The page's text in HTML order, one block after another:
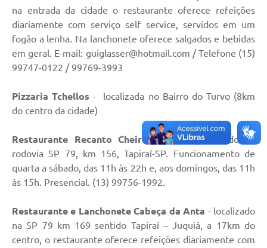
na entrada da cidade o restaurante oferece refeições
diariamente com serviço self service, servidos em um
fogão a lenha. Na lanchonete oferece salgados e bebidas
em geral. E-mail: guiglasser@hotmail.com / Telefone (15)
99747-0122 / 99769-3993
Pizzaria Tchellos - localizada no Bairro do Turvo (8km
do centro da cidade)
Restaurante Recanto Cheiro Verde- localizado na
rodovia SP 79, km 156, Tapiraí-SP. Funcionamento de
quarta a sábado, das 11h às 22h e, aos domingos, das 11h
às 15h. Presencial. (13) 99756-1992.
Restaurante e Lanchonete Cabeça da Anta - localizado
na SP 79 km 169 sentido Tapiraí – Juquiá, a 17km do
centro, o restaurante oferece refeições diariamente com